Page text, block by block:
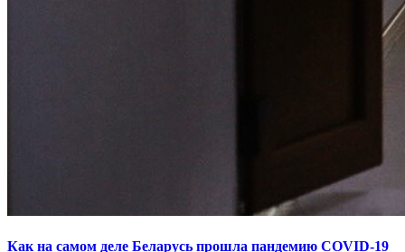
Как на самом деле Беларусь прошла пандемию COVID-19